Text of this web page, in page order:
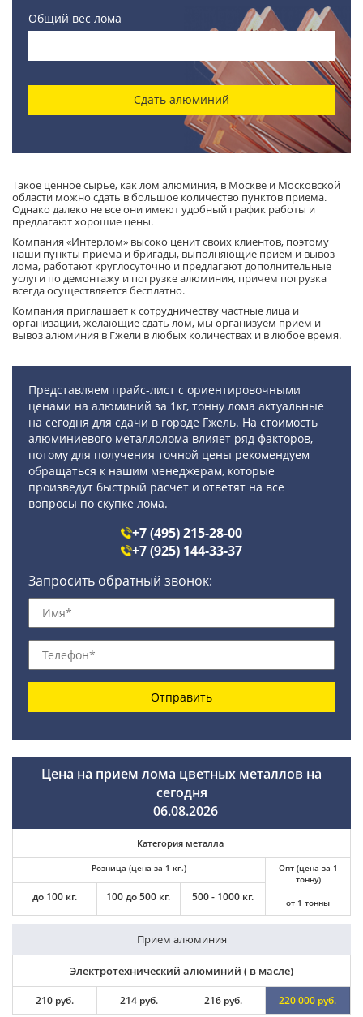
Общий вес лома
Сдать алюминий
Такое ценное сырье, как лом алюминия, в Москве и Московской
области можно сдать в большое количество пунктов приема.
Однако далеко не все они имеют удобный график работы и
предлагают хорошие цены.
Компания «Интерлом» высоко ценит своих клиентов, поэтому
наши пункты приема и бригады, выполняющие прием и вывоз
лома, работают круглосуточно и предлагают дополнительные
услуги по демонтажу и погрузке алюминия, причем погрузка
всегда осуществляется бесплатно.
Компания приглашает к сотрудничеству частные лица и
организации, желающие сдать лом, мы организуем прием и
вывоз алюминия в Гжели в любых количествах и в любое время.
Представляем прайс-лист с ориентировочными
ценами на алюминий за 1кг, тонну лома актуальные
на сегодня для сдачи в городе Гжель. На стоимость
алюминиевого металлолома влияет ряд факторов,
потому для получения точной цены рекомендуем
обращаться к нашим менеджерам, которые
произведут быстрый расчет и ответят на все
вопросы по скупке лома.
+7 (495) 215-28-00
+7 (925) 144-33-37
Запросить обратный звонок:
Отправить
Цена на прием лома цветных металлов на
сегодня
06.08.2026
Категория металла
Розница (цена за 1 кг.)
до 100 кг. 100 до 500 кг. 500 - 1000 кг.
Опт (цена за 1
тонну)
от 1 тонны
Прием алюминия
Электротехнический алюминий ( в масле)
210 руб. 214 руб. 216 руб. 220 000 руб.